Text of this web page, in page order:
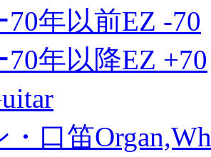
70年以前EZ -70
70年以降EZ +70
・口笛